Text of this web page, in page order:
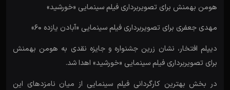
هومن بهمنش برای تصویربرداری فیلم سینمایی «خورشید»
مهدی جعفری برای تصویربرداری فیلم سینمایی «آبادن یازده ۶۰»
دیپلم افتخار، نشان زرین جشنواره و جایزه نقدی به هومن بهمنش
برای تصویربرداری فیلم سینمایی «خورشید» اهدا شد.
در بخش بهترین کارگردانی فیلم سینمایی از میان نامزدهای این